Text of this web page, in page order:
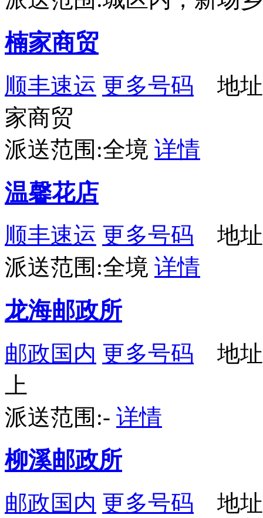
楠家商贸
顺丰速运 更多号码 地址
家商贸
派送范围:全境 详情
温馨花店
顺丰速运 更多号码 地址
派送范围:全境 详情
龙海邮政所
邮政国内 更多号码 地址
上
派送范围:- 详情
柳溪邮政所
邮政国内 更多号码 地址